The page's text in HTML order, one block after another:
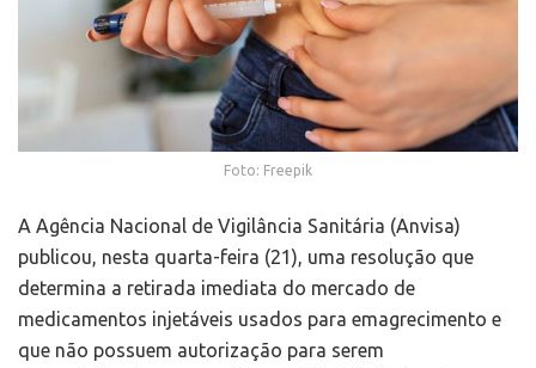
Foto: Freepik
A Agência Nacional de Vigilância Sanitária (Anvisa)
publicou, nesta quarta-feira (21), uma resolução que
determina a retirada imediata do mercado de
medicamentos injetáveis usados para emagrecimento e
que não possuem autorização para serem